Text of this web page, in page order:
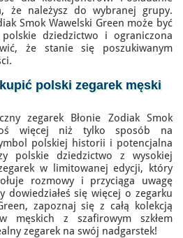
że należysz do wybranej grupy.
Smok Wawelski Green może być
dziedzictwo i ograniczona
że stanie się poszukiwanym
polski zegarek męski
zegarek Błonie Zodiak Smok
więcej niż tylko sposób na
polskiej historii i potencjalna
polskie dziedzictwo z wysokiej
w limitowanej edycji, który
rozmowy i przyciąga uwagę
dowiedziałeś się więcej o zegarku
zapoznaj się z całą kolekcją
męskich z szafirowym szkłem
zegarek na swój nadgarstek!